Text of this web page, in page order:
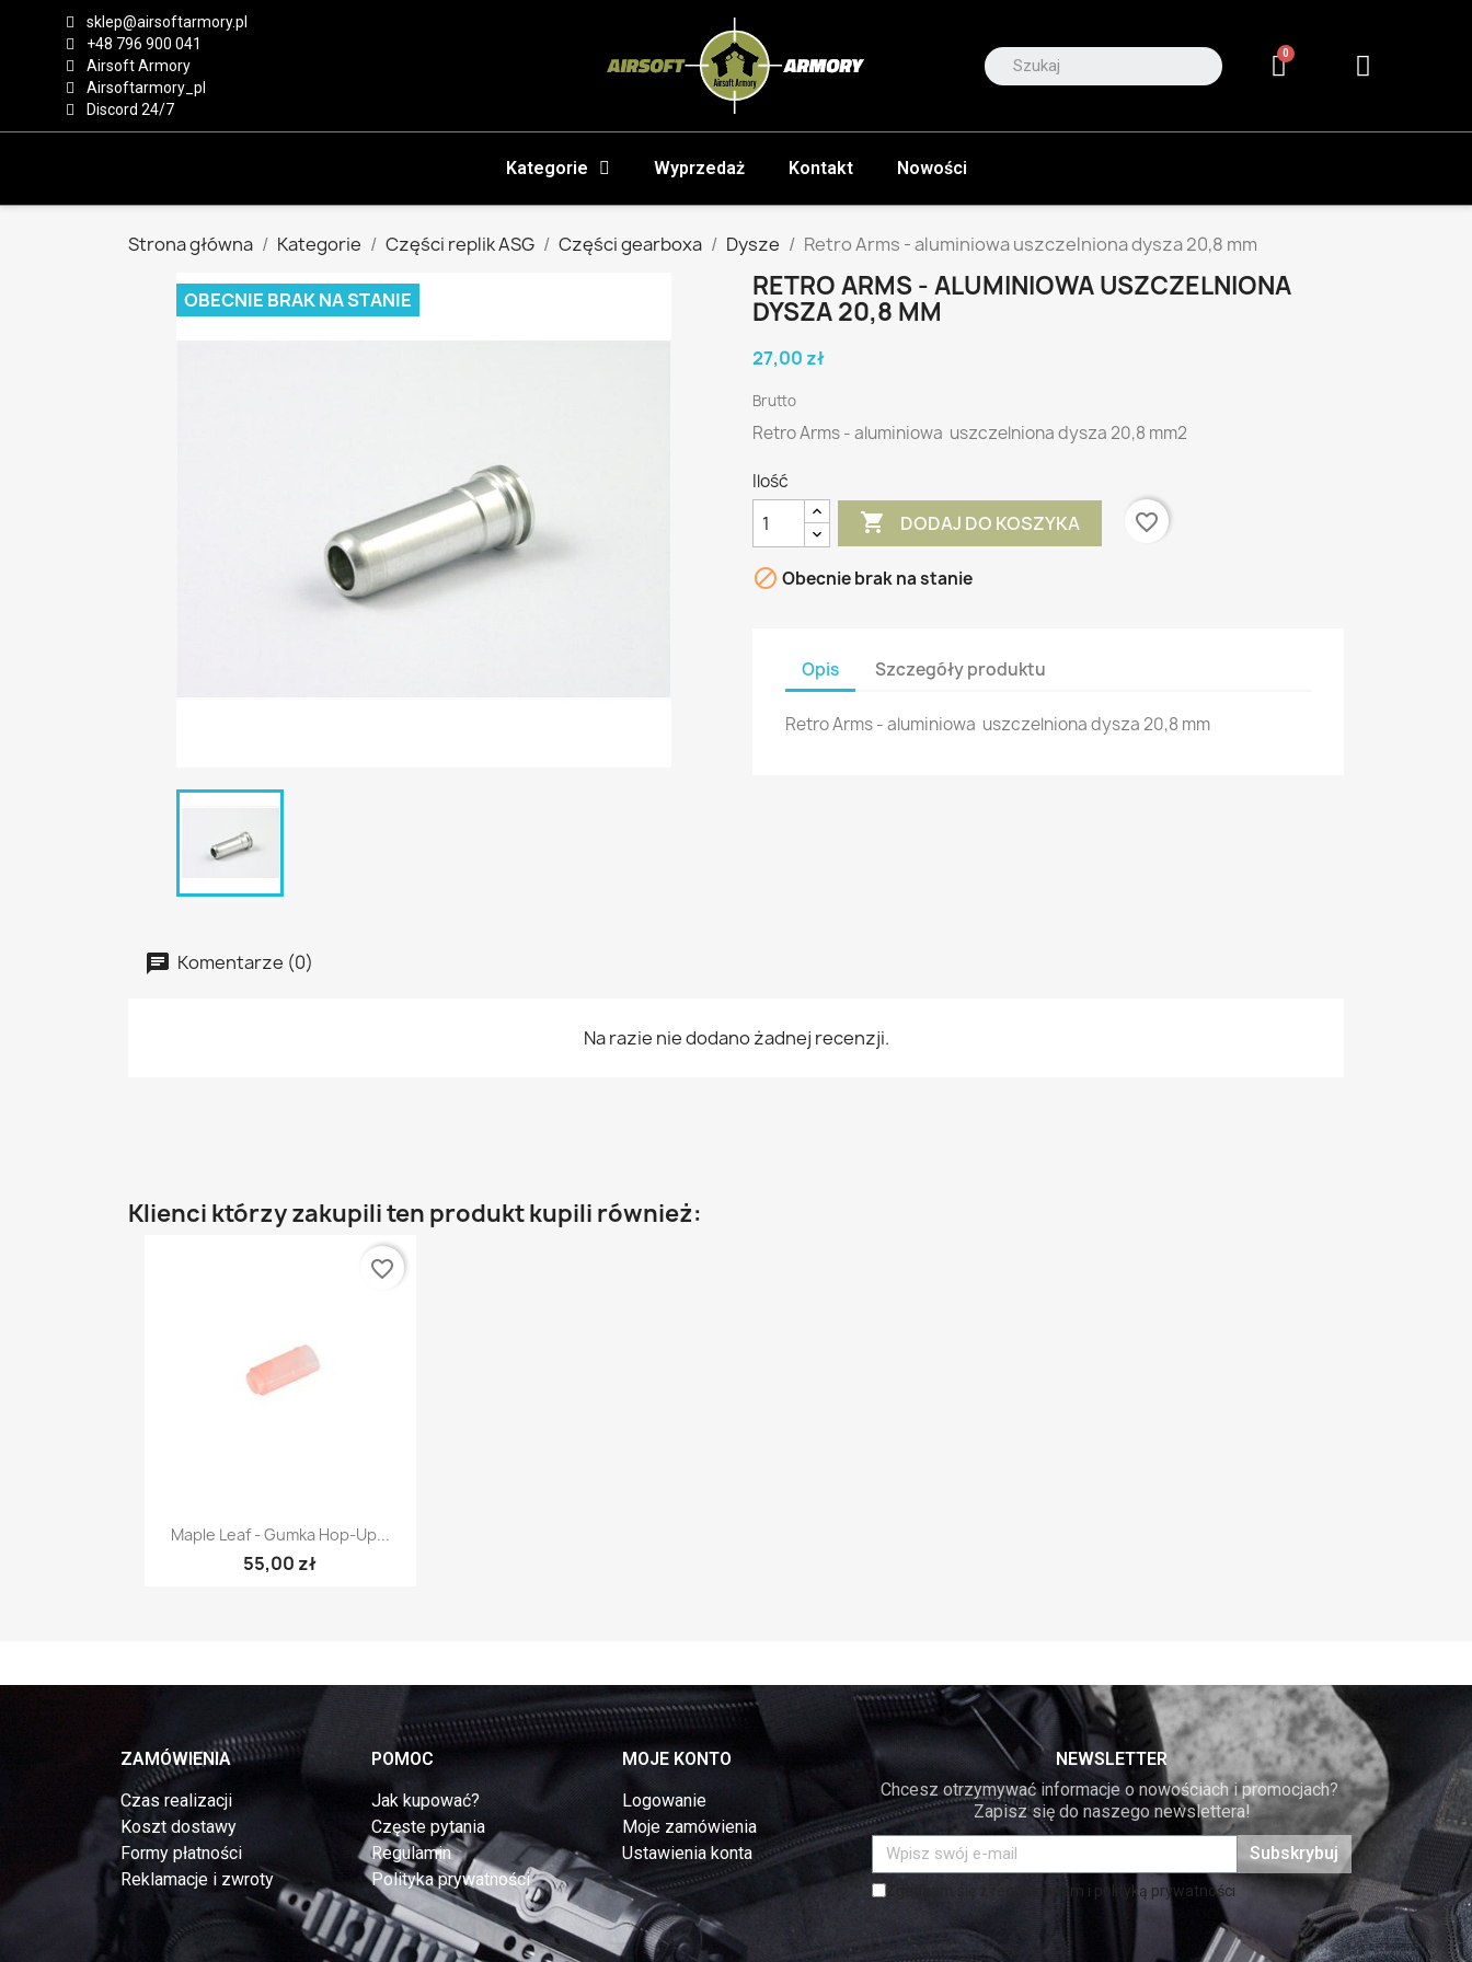
sklep@airsoftarmory.pl
+48 796 900 041
Airsoft Armory
Airsoftarmory_pl
Discord 24/7
Kategorie Wyprzedaż Kontakt Nowości
Strona główna Kategorie Części replik ASG Części gearboxa Dysze Retro Arms - aluminiowa uszczelniona dysza 20,8 mm
OBECNIE BRAK NA STANIE
RETRO ARMS - ALUMINIOWA USZCZELNIONA
DYSZA 20,8 MM
27,00 zł
Brutto
Retro Arms - aluminiowa uszczelniona dysza 20,8 mm2
Ilość
 DODAJ DO KOSZYKA favorite_border
 Obecnie brak na stanie
Opis Szczegóły produktu
Retro Arms - aluminiowa uszczelniona dysza 20,8 mm
Komentarze (0)
Na razie nie dodano żadnej recenzji.
Klienci którzy zakupili ten produkt kupili również:
Szybki podgląd
Maple Leaf - Gumka Hop-Up...
55,00 zł
favorite_border
ZAMÓWIENIA
Czas realizacji
Koszt dostawy
Formy płatności
Reklamacje i zwroty
POMOC
Jak kupować?
Częste pytania
Regulamin
Polityka prywatności
MOJE KONTO
Logowanie
Moje zamówienia
Ustawienia konta
NEWSLETTER
Chcesz otrzymywać informacje o nowościach i promocjach?
Zapisz się do naszego newslettera!
Subskrybuj
Zgadzam się z regulaminem i polityką prywatności